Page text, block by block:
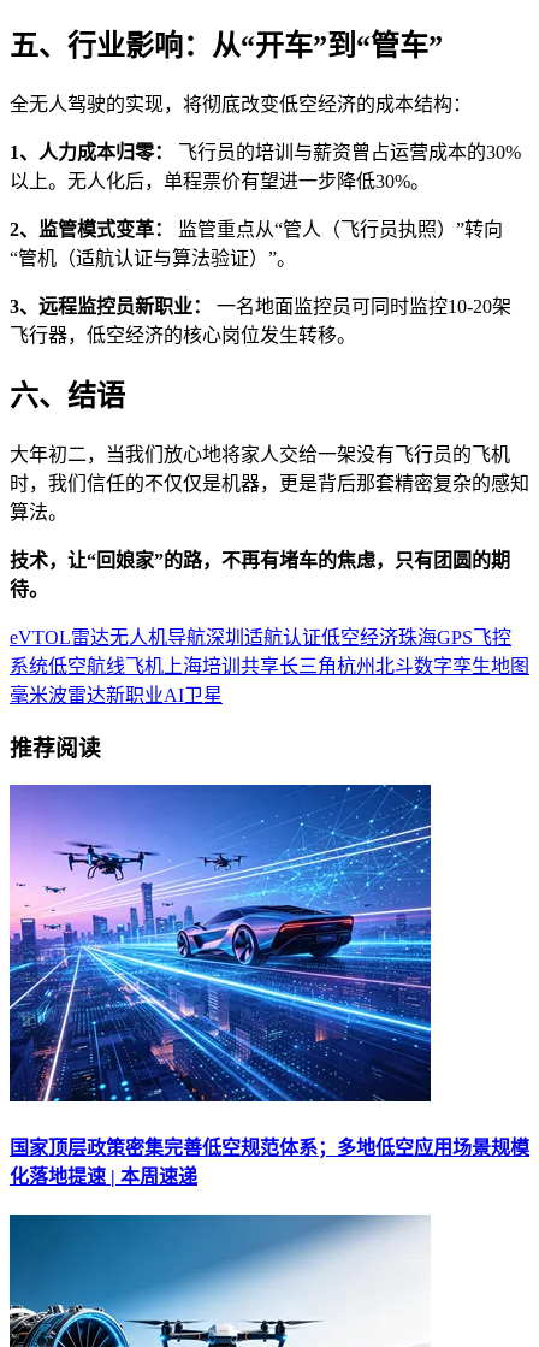
五、行业影响：从“开车”到“管车”
全无人驾驶的实现，将彻底改变低空经济的成本结构：
1、人力成本归零：
飞行员的培训与薪资曾占运营成本的30%
以上。无人化后，单程票价有望进一步降低30%。
2、监管模式变革：
监管重点从“管人（飞行员执照）”转向
“管机（适航认证与算法验证）”。
3、远程监控员新职业：
一名地面监控员可同时监控10-20架
飞行器，低空经济的核心岗位发生转移。
六、结语
大年初二，当我们放心地将家人交给一架没有飞行员的飞机
时，我们信任的不仅仅是机器，更是背后那套精密复杂的感知
算法。
技术，让“回娘家”的路，不再有堵车的焦虑，只有团圆的期
待。
eVTOL雷达无人机导航深圳 适航认证低空经济珠海GPS飞控
系统低空航线飞机 上海培训 共享长三角杭州北斗数字孪生地图
毫米波雷达新职业AI卫星
推荐阅读
国家顶层政策密集完善低空规范体系；多地低空应用场景规模
化落地提速 | 本周速递